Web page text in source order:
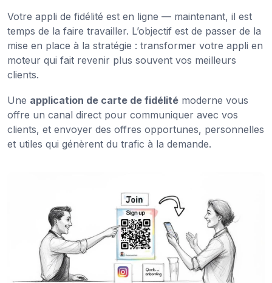
Votre appli de fidélité est en ligne — maintenant, il est
temps de la faire travailler. L’objectif est de passer de la
mise en place à la stratégie : transformer votre appli en
moteur qui fait revenir plus souvent vos meilleurs
clients.
Une application de carte de fidélité moderne vous
offre un canal direct pour communiquer avec vos
clients, et envoyer des offres opportunes, personnelles
et utiles qui génèrent du trafic à la demande.